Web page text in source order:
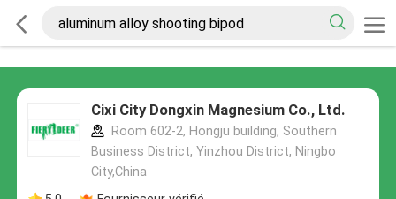
Cixi City Dongxin Magnesium Co., Ltd.
Room 602-2, Hongju building, Southern
Business District, Yinzhou District, Ningbo
City,China